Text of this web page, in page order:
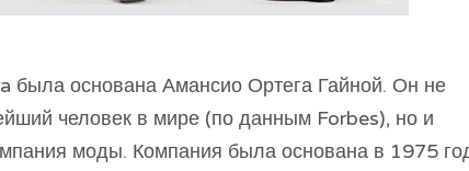
была основана Амансио Ортега Гайной. Он не
человек в мире (по данным Forbes), но и
моды. Компания была основана в 1975